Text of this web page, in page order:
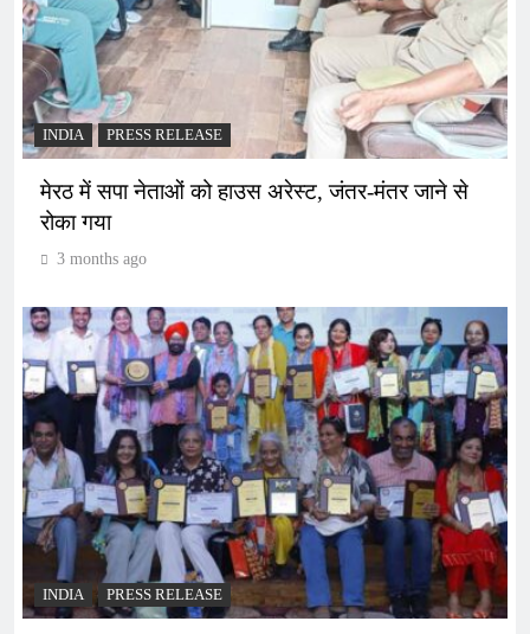
INDIA PRESS RELEASE
मेरठ में सपा नेताओं को हाउस अरेस्ट, जंतर-मंतर जाने से
रोका गया
3 months ago
INDIA PRESS RELEASE